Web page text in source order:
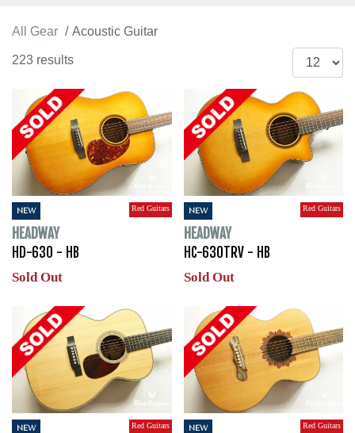
All Gear Acoustic Guitar
223 results
NEW Red Guitars
HEADWAY
HD-630 - HB
Sold Out
NEW Red Guitars
HEADWAY
HC-630TRV - HB
Sold Out
NEW Red Guitars NEW Red Guitars